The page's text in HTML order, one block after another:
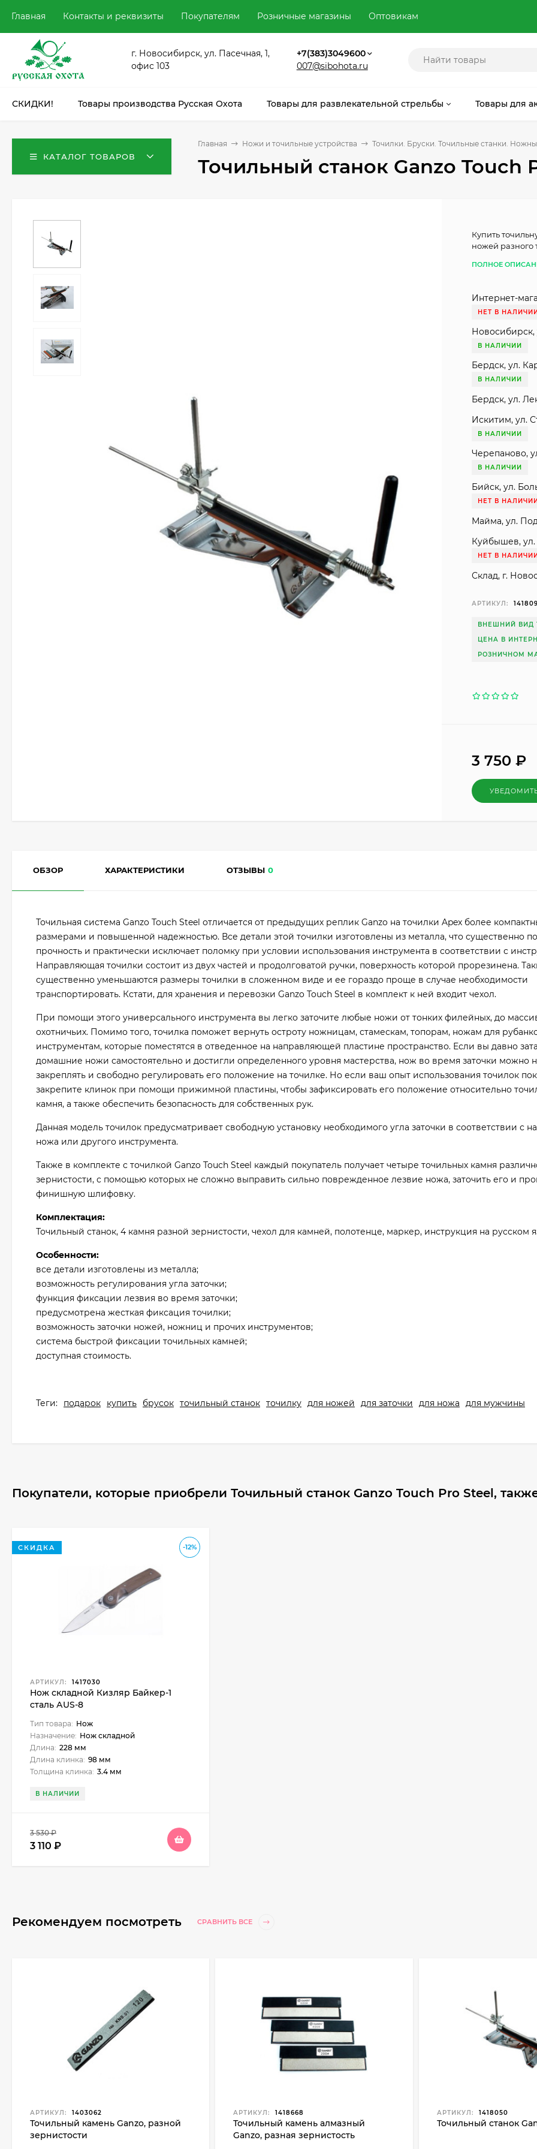
Главная Контакты и реквизиты Покупателям Розничные магазины Оптовикам
г. Новосибирск, ул. Пасечная, 1,
офис 103
+7(383)3049600
007@sibohota.ru
СКИДКИ! Товары производства Русская Охота Товары для развлекательной стрельбы Товары для
КАТАЛОГ ТОВАРОВ
Главная Ножи и точильные устройства Точилки. Бруски. Точильные станки. Ножны
Точильный станок Ganzo Touch
Купить
ножей разного
ПОЛНОЕ
Интернет-
НЕТ В
Новосибирск,
В НАЛИЧИИ
Бердск, ул.
В НАЛИЧИИ
Бердск, ул.
Искитим, ул.
В НАЛИЧИИ
Черепаново,
В НАЛИЧИИ
Бийск, ул.
НЕТ В
Майма, ул.
Куйбышев, ул.
НЕТ В
Склад, г.
АРТИКУЛ:
ВНЕШНИЙ ВИД
ЦЕНА В
РОЗНИЧНОМ
3 750₽
ОБЗОР ХАРАКТЕРИСТИКИ ОТЗЫВЫ 0
Точильная система Ganzo Touch Steel отличается от предыдущих реплик Ganzo на точилки Apex более
размерами и повышенной надежностью. Все детали этой точилки изготовлены из металла, что существенно
прочность и практически исключает поломку при условии использования инструмента в соответствии с
Направляющая точилки состоит из двух частей и продолговатой ручки, поверхность которой прорезинена.
существенно уменьшаются размеры точилки в сложенном виде и ее гораздо проще в случае необходимости
транспортировать. Кстати, для хранения и перевозки Ganzo Touch Steel в комплект к ней входит чехол.
При помощи этого универсального инструмента вы легко заточите любые ножи от тонких филейных, до
охотничьих. Помимо того, точилка поможет вернуть остроту ножницам, стамескам, топорам, ножам для
инструментам, которые поместятся в отведенное на направляющей пластине пространство. Если вы давно
домашние ножи самостоятельно и достигли определенного уровня мастерства, нож во время заточки можно
закреплять и свободно регулировать его положение на точилке. Но если ваш опыт использования точилок
закрепите клинок при помощи прижимной пластины, чтобы зафиксировать его положение относительно
камня, а также обеспечить безопасность для собственных рук.
Данная модель точилок предусматривает свободную установку необходимого угла заточки в соответствии с
ножа или другого инструмента.
Также в комплекте с точилкой Ganzo Touch Steel каждый покупатель получает четыре точильных камня
зернистости, с помощью которых не сложно выправить сильно поврежденное лезвие ножа, заточить его и
финишную шлифовку.
Комплектация:
Точильный станок, 4 камня разной зернистости, чехол для камней, полотенце, маркер, инструкция на русском
Особенности:
все детали изготовлены из металла;
возможность регулирования угла заточки;
функция фиксации лезвия во время заточки;
предусмотрена жесткая фиксация точилки;
возможность заточки ножей, ножниц и прочих инструментов;
система быстрой фиксации точильных камней;
доступная стоимость.
Теги: подарок купить брусок точильный станок точилку для ножей для заточки для ножа для мужчины
Покупатели, которые приобрели Точильный станок Ganzo Touch Pro Steel,
-12%
СКИДКА
АРТИКУЛ: 1417030
Нож складной Кизляр Байкер-1
cталь АUS-8
Тип товара: Нож
Назначение: Нож складной
Длина: 228 мм
Длина клинка: 98 мм
Толщина клинка: 3.4 мм
В НАЛИЧИИ
3 530₽
3 110 ₽
Рекомендуем посмотреть СРАВНИТЬ ВСЕ
АРТИКУЛ: 1403062
Точильный камень Ganzo, разной
зернистости
АРТИКУЛ: 1418668
Точильный камень алмазный
Ganzo, разная зернистость
АРТИКУЛ: 1418050
Точильный станок